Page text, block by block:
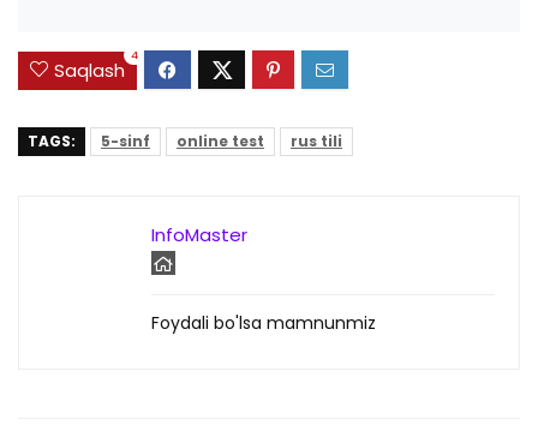
Saqlash
4
TAGS: 5-sinf online test rus tili
InfoMaster
Foydali bo'lsa mamnunmiz